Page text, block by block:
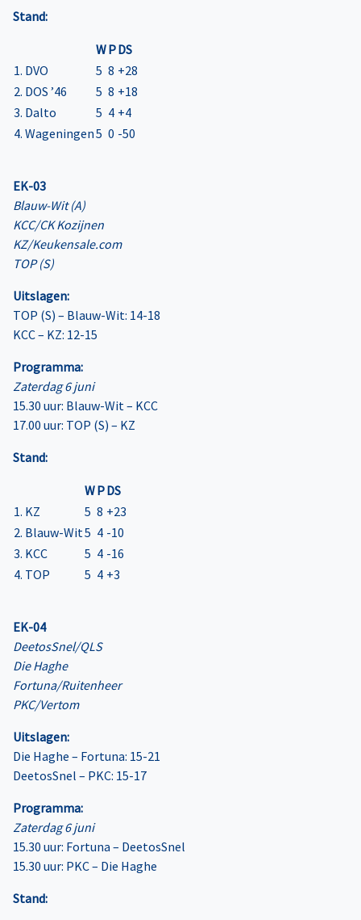
Stand:
WPDS
1. DVO
5 8 +28
2. DOS ’46
5 8 +18
3. Dalto
5 4 +4
4. Wageningen5 0 -50
EK-03
Blauw-Wit (A)
KCC/CK Kozijnen
KZ/Keukensale.com
TOP (S)
Uitslagen:
TOP (S) – Blauw-Wit: 14-18
KCC – KZ: 12-15
Programma:
Zaterdag 6 juni
15.30 uur: Blauw-Wit – KCC
17.00 uur: TOP (S) – KZ
Stand:
WPDS
1. KZ
5 8 +23
2. Blauw-Wit5 4 -10
3. KCC
5 4 -16
4. TOP
5 4 +3
EK-04
DeetosSnel/QLS
Die Haghe
Fortuna/Ruitenheer
PKC/Vertom
Uitslagen:
Die Haghe – Fortuna: 15-21
DeetosSnel – PKC: 15-17
Programma:
Zaterdag 6 juni
15.30 uur: Fortuna – DeetosSnel
15.30 uur: PKC – Die Haghe
Stand: